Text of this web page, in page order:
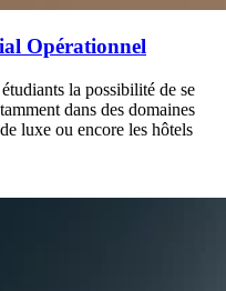
Opérationnel
la possibilité de se
dans des domaines
luxe ou encore les hôtels